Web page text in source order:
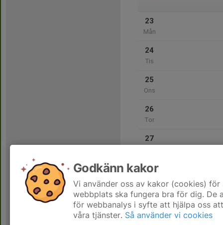
23
Mån
24
Tis
25
Ons
26
Tor
27
28
Godkänn kakor
Vi använder oss av kakor (cookies)
webbplats ska fungera bra för dig. De
för webbanalys i syfte att hjälpa oss
våra tjänster. Så använder vi cookies